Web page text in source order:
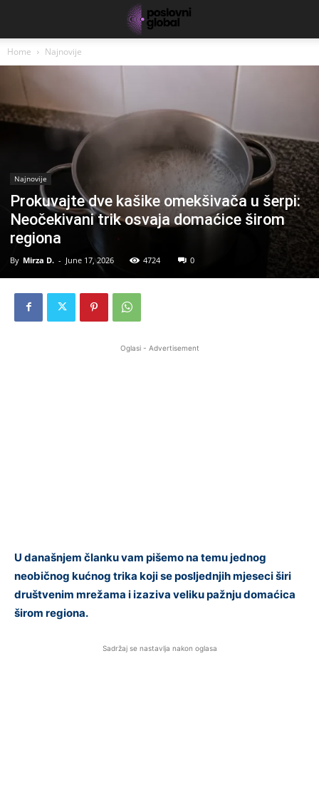
Home Najnovije
Najnovije
Prokuvajte dve kašike omekšivača u šerpi:
Neočekivani trik osvaja domaćice širom
regiona
By Mirza D. - June 17, 2026 4724 0
Oglasi - Advertisement
U današnjem članku vam pišemo na temu jednog
neobičnog kućnog trika koji se posljednjih mjeseci širi
društvenim mrežama i izaziva veliku pažnju domaćica
širom regiona.
Sadržaj se nastavlja nakon oglasa